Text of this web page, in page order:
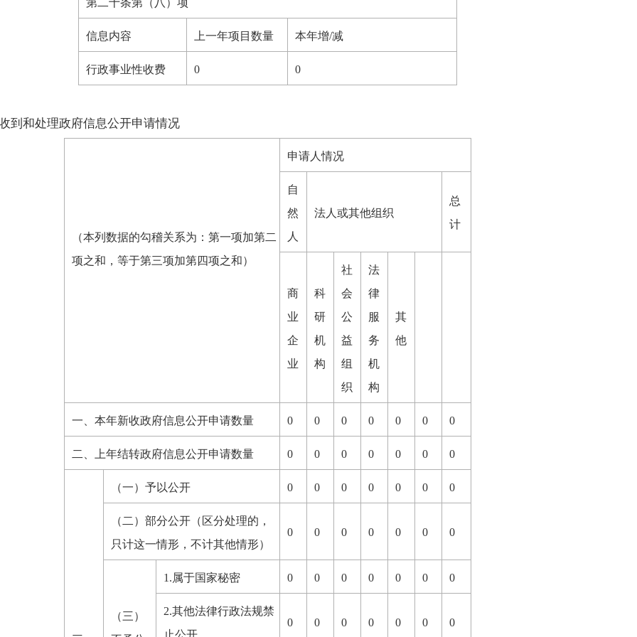
信息内容 上一年项目数量 本年增/减
行政事业性收费 0 0
到和处理政府信息公开申请情况
（本列数据的勾稽关系为：第一项加第二
项之和，等于第三项加第四项之和）
申请人情况
自
然
人
法人或其他组织
总
计
商
业
企
业
科
研
机
构
社
会
公
益
组
织
法
律
服
务
机
构
其
他
一、本年新收政府信息公开申请数量 0 0 0 0 0 0 0
二、上年结转政府信息公开申请数量 0 0 0 0 0 0 0
（一）予以公开 0 0 0 0 0 0 0
（二）部分公开（区分处理的，
只计这一情形，不计其他情形）
0 0 0 0 0 0 0
（三）
1.属于国家秘密 0 0 0 0 0 0 0
2.其他法律行政法规禁
止公开
0 0 0 0 0 0 0